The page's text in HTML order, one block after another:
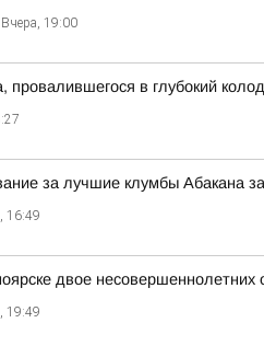
Вчера, 19:00
провалившегося в глубокий
за лучшие клумбы Абакана
16:49
двое
19:49